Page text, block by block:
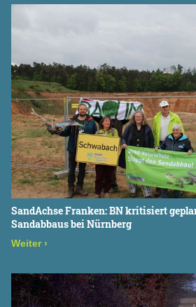
SandAchse Franken: BN kritisiert
Sandabbaus bei Nürnberg
Weiter ›